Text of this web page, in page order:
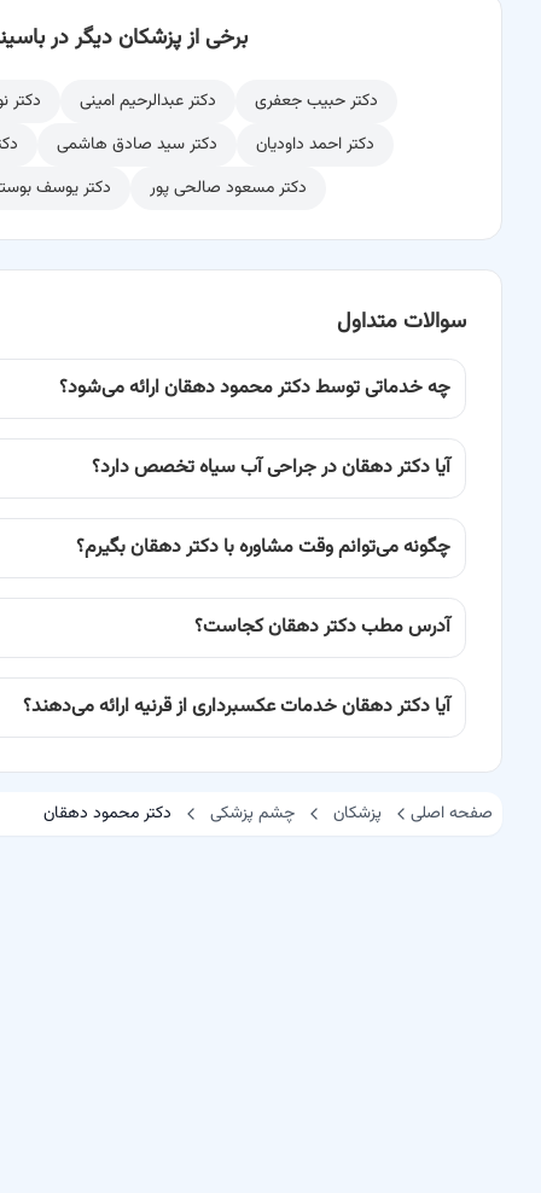
برخی از پزشکان دیگر در
دکتر حبیب جعفری دکتر عبدالرحیم امینی
دکتر
دکتر احمد داودیان
دکتر سید صادق هاشمی
دکتر مسعود صالحی پور
دکتر یوسف
سوالات متداول
چه خدماتی توسط دکتر محمود دهقان ارائه می‌شود؟
آیا دکتر دهقان در جراحی آب سیاه تخصص دارد؟
چگونه می‌توانم وقت مشاوره با دکتر دهقان بگیرم؟
آدرس مطب دکتر دهقان کجاست؟
آیا دکتر دهقان خدمات عکسبرداری از قرنیه ارائه می‌دهند؟
صفحه اصلی پزشکان چشم پزشکی دکتر محمود دهقان